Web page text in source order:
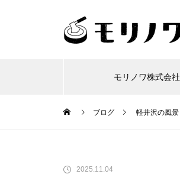
モリノワ株式会社
ブログ 軽井沢の風景
2025.11.04